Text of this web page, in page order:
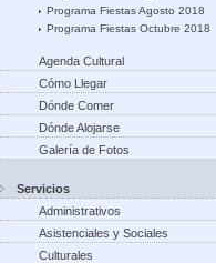
Programa Fiestas Agosto 2018
Programa Fiestas Octubre 2018
Agenda Cultural
Cómo Llegar
Dónde Comer
Dónde Alojarse
Galería de Fotos
Servicios
Administrativos
Asistenciales y Sociales
Culturales